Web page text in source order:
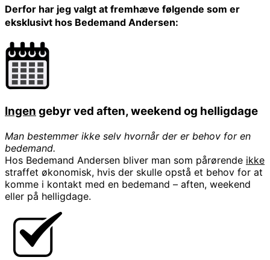
Derfor har jeg valgt at fremhæve følgende som er
eksklusivt hos Bedemand Andersen:
Ingen gebyr ved aften, weekend og helligdage
Man bestemmer ikke selv hvornår der er behov for en
bedemand.
Hos Bedemand Andersen bliver man som pårørende ikke
straffet økonomisk, hvis der skulle opstå et behov for at
komme i kontakt med en bedemand – aften, weekend
eller på helligdage.